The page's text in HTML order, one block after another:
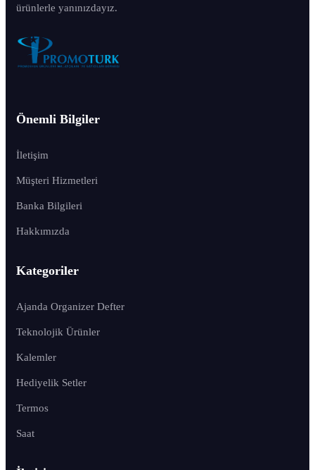
ürünlerle yanınızdayız.
Önemli Bilgiler
İletişim
Müşteri Hizmetleri
Banka Bilgileri
Hakkımızda
Kategoriler
Ajanda Organizer Defter
Teknolojik Ürünler
Kalemler
Hediyelik Setler
Termos
Saat